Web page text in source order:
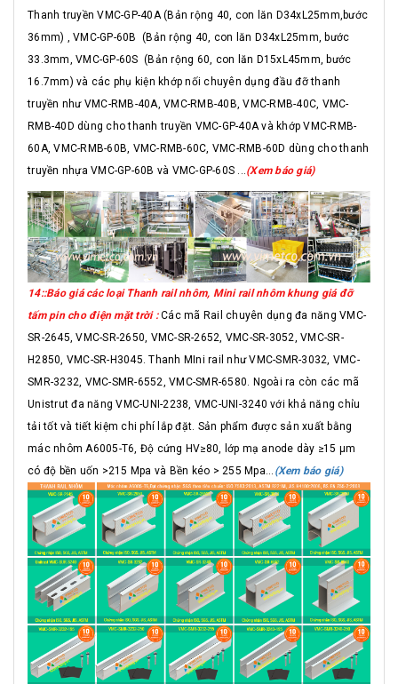
Thanh truyền VMC-GP-40A (Bản rộng 40, con lăn D34xL25mm,bước
36mm) , VMC-GP-60B (Bản rộng 40, con lăn D34xL25mm, bước
33.3mm, VMC-GP-60S (Bản rộng 60, con lăn D15xL45mm, bước
16.7mm) và các phụ kiện khớp nối chuyên dụng đầu đỡ thanh
truyền như VMC-RMB-40A, VMC-RMB-40B, VMC-RMB-40C, VMC-
RMB-40D dùng cho thanh truyền VMC-GP-40A và khớp VMC-RMB-
60A, VMC-RMB-60B, VMC-RMB-60C, VMC-RMB-60D dùng cho thanh
truyền nhựa VMC-GP-60B và VMC-GP-60S ... (Xem báo giá)
14::Báo giá các loại Thanh rail nhôm, Mini rail nhôm khung giá đỡ
tấm pin cho điện mặt trời :Các mã Rail chuyên dụng đa năng VMC-
SR-2645, VMC-SR-2650, VMC-SR-2652, VMC-SR-3052, VMC-SR-
H2850, VMC-SR-H3045. Thanh MIni rail như VMC-SMR-3032, VMC-
SMR-3232, VMC-SMR-6552, VMC-SMR-6580. Ngoài ra còn các mã
Unistrut đa năng VMC-UNI-2238, VMC-UNI-3240 với khả năng chỉu
tải tốt và tiết kiệm chi phí lắp đặt. Sản phẩm được sản xuất bằng
mác nhôm A6005-T6, Độ cứng HV≥80, lớp mạ anode dày ≥15 μm
có độ bền uốn >215 Mpa và Bền kéo > 255 Mpa...
(Xem báo giá)